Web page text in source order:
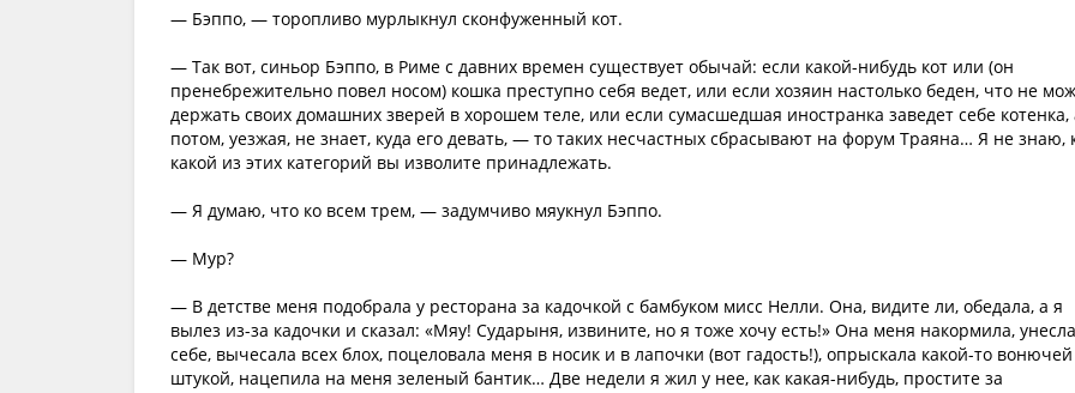
— Бэппо, — торопливо мурлыкнул сконфуженный кот.
— Так вот, синьор Бэппо, в Риме с давних времен существует обычай: если какой-нибудь кот или (он
пренебрежительно повел носом) кошка преступно себя ведет, или если хозяин настолько беден, что не
держать своих домашних зверей в хорошем теле, или если сумасшедшая иностранка заведет себе котенка,
потом, уезжая, не знает, куда его девать, — то таких несчастных сбрасывают на форум Траяна… Я не знаю,
какой из этих категорий вы изволите принадлежать.
— Я думаю, что ко всем трем, — задумчиво мяукнул Бэппо.
— Мур?
— В детстве меня подобрала у ресторана за кадочкой с бамбуком мисс Нелли. Она, видите ли, обедала, а я
вылез из-за кадочки и сказал: «Мяу! Сударыня, извините, но я тоже хочу есть!» Она меня накормила,
себе, вычесала всех блох, поцеловала меня в носик и в лапочки (вот гадость!), опрыскала какой-то вонючей
штукой, нацепила на меня зеленый бантик… Две недели я жил у нее, как какая-нибудь, простите за